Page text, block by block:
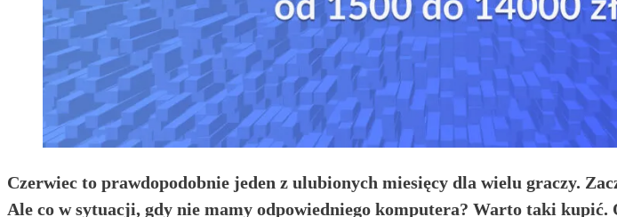
Czerwiec to prawdopodobnie jeden z ulubionych miesięcy dla wielu graczy.
Ale co w sytuacji, gdy nie mamy odpowiedniego komputera? Warto taki kupić.